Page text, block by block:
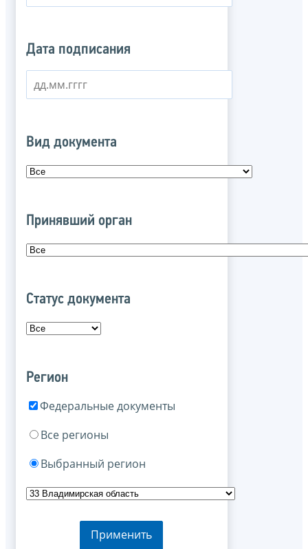
Дата подписания
Вид документа
Принявший орган
Статус документа
Регион
Федеральные документы
Все регионы
Выбранный регион
Применить